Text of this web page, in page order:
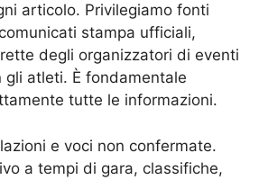
articolo. Privilegiamo fonti
stampa ufficiali,
degli organizzatori di eventi
gli atleti. È fondamentale
tutte le informazioni.
e voci non confermate.
a tempi di gara, classifiche,